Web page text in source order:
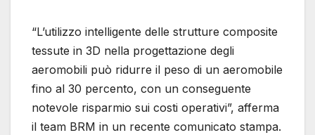
“L’utilizzo intelligente delle strutture composite
tessute in 3D nella progettazione degli
aeromobili può ridurre il peso di un aeromobile
fino al 30 percento, con un conseguente
notevole risparmio sui costi operativi”, afferma
il team BRM in un recente comunicato stampa.